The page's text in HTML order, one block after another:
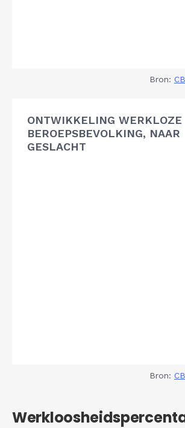
Bron:
ONTWIKKELING WERKLOZE
BEROEPSBEVOLKING, NAAR
GESLACHT
Bron: